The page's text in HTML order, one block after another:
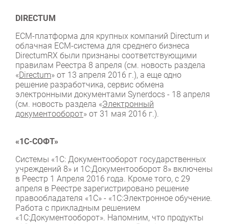
DIRECTUM
ECM-платформа для крупных компаний Directum и
облачная ECM-система для среднего бизнеса
DirectumRX были признаны соответствующими
правилам Реестра 8 апреля (см. новость раздела
«Directum» от 13 апреля 2016 г.), а еще одно
решение разработчика, сервис обмена
электронными документами Synerdocs - 18 апреля
(см. новость раздела «Электронный
документооборот» от 31 мая 2016 г.).
«1С-СОФТ»
Системы «1С: Документооборот государственных
учреждений 8» и 1С:Документооборот 8» включены
в Реестр 1 Апреля 2016 года. Кроме того, с 29
апреля в Реестре зарегистрировано решение
правообладателя «1С» - «1С:Электронное обучение.
Работа с прикладным решением
«1С:Документооборот». Напомним, что продукты